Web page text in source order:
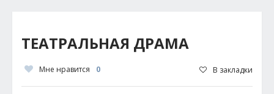
ТЕАТРАЛЬНАЯ ДРАМА
Мне нравится 0 В закладки